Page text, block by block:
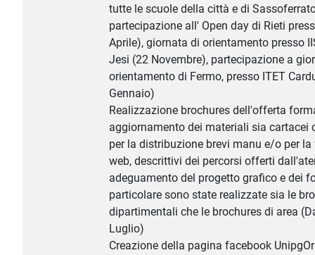
tutte le scuole della città e di
partecipazione all' Open day di Rieti
Aprile), giornata di orientamento presso
Jesi (22 Novembre), partecipazione a
orientamento di Fermo, presso ITET
Gennaio)
Realizzazione brochures dell'offerta
aggiornamento dei materiali sia cartacei
per la distribuzione brevi manu e/o per
web, descrittivi dei percorsi offerti
adeguamento del progetto grafico e dei
particolare sono state realizzate sia le
dipartimentali che le brochures di area
Luglio)
Creazione della pagina facebook